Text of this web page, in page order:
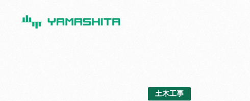
土木工事